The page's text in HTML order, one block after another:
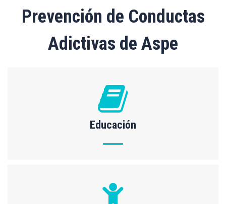
Prevención de Conductas
Adictivas de Aspe
Educación